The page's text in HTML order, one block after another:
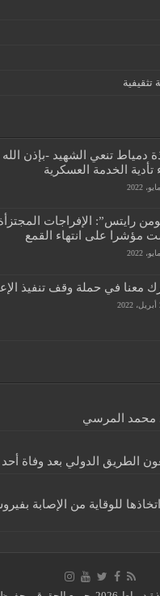
دمياط تنعي الشهيد -بإذن
تأدية الخدمة العسكرية
رايتس”: الإفراجات
مؤشرا على انتهاء القمع
معنا في حملة وقف تنفيذ
محمد المرسي
الطريق الدولي بعد وفاة أحد
للوقاية من الإصابة